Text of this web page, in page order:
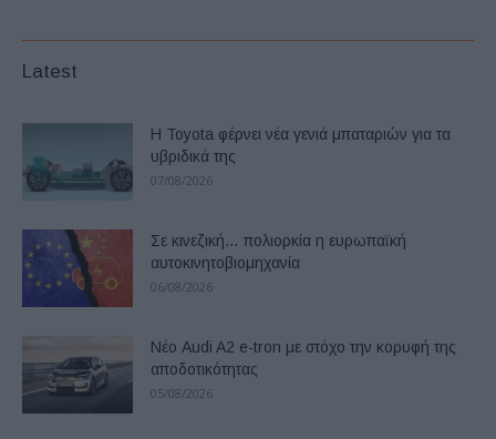
Latest
Η Toyota φέρνει νέα γενιά μπαταριών για τα
υβριδικά της
07/08/2026
Σε κινεζική… πολιορκία η ευρωπαϊκή
αυτοκινητοβιομηχανία
06/08/2026
Νέο Audi A2 e-tron με στόχο την κορυφή της
αποδοτικότητας
05/08/2026